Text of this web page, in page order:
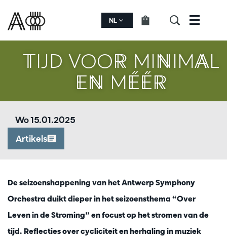
NL Menu
TIJD VOOR MINIMAL
EN MÉÉR
Artikels
Wo 15.01.2025
De seizoenshappening van het Antwerp Symphony
Orchestra duikt dieper in het seizoensthema “Over
Leven in de Stroming” en focust op het stromen van de
tijd. Reflecties over cycliciteit en herhaling in muziek